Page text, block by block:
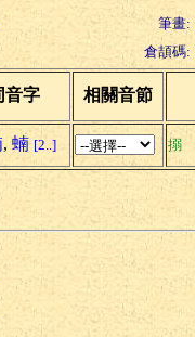
筆畫:
倉頡碼:
音字 相關音節
, 蝻 [2..] 搦